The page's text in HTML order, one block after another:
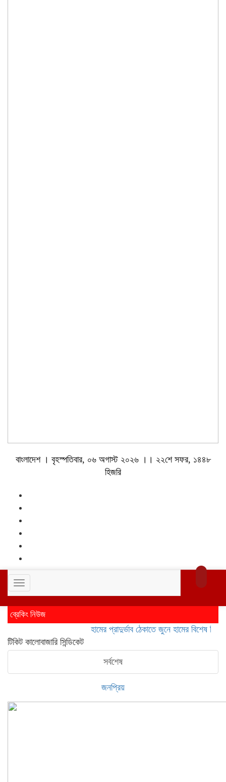
বাংলাদেশ । বৃহস্পতিবার, ০৬ অগাস্ট ২০২৬ ।। ২২শে সফর, ১৪৪৮
হিজরি
Toggle
navigation
ব্রেকিং নিউজ
হামের প্রাদুর্ভাব ঠেকাতে জুনে হামের বিশেষ
টিকিট কালোবাজারি সিন্ডিকেট
সর্বশেষ
জনপ্রিয়